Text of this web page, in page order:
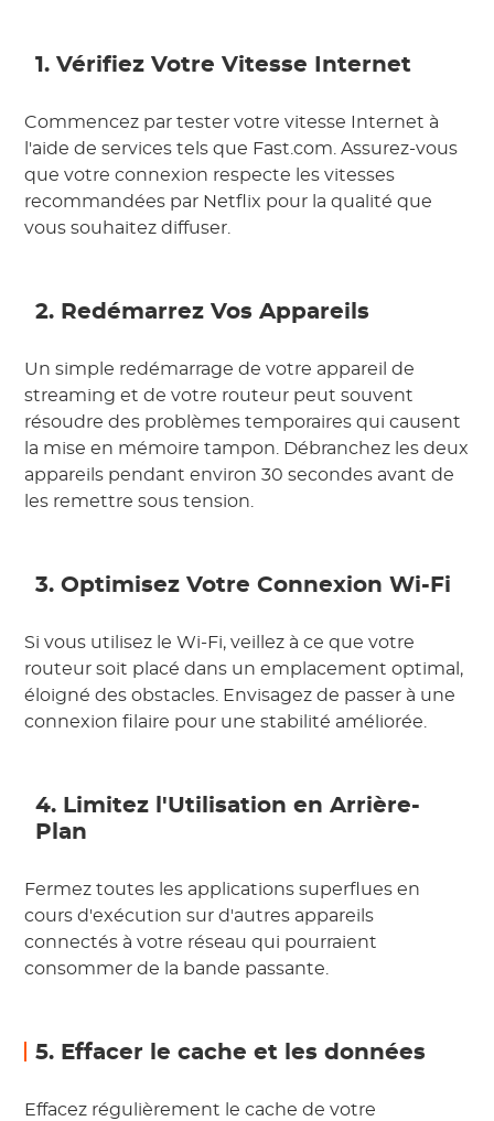
1. Vérifiez Votre Vitesse Internet
Commencez par tester votre vitesse Internet à
l'aide de services tels que Fast.com. Assurez-vous
que votre connexion respecte les vitesses
recommandées par Netflix pour la qualité que
vous souhaitez diffuser.
2. Redémarrez Vos Appareils
Un simple redémarrage de votre appareil de
streaming et de votre routeur peut souvent
résoudre des problèmes temporaires qui causent
la mise en mémoire tampon. Débranchez les deux
appareils pendant environ 30 secondes avant de
les remettre sous tension.
3. Optimisez Votre Connexion Wi-Fi
Si vous utilisez le Wi-Fi, veillez à ce que votre
routeur soit placé dans un emplacement optimal,
éloigné des obstacles. Envisagez de passer à une
connexion filaire pour une stabilité améliorée.
4. Limitez l'Utilisation en Arrière-
Plan
Fermez toutes les applications superflues en
cours d'exécution sur d'autres appareils
connectés à votre réseau qui pourraient
consommer de la bande passante.
5. Effacer le cache et les données
Effacez régulièrement le cache de votre